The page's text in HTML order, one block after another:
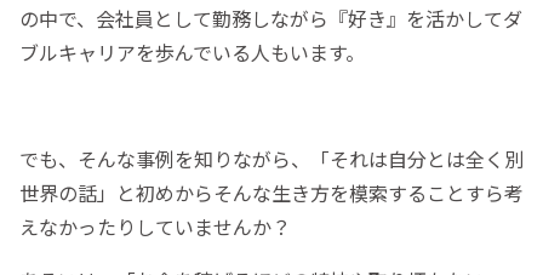
の中で、会社員として勤務しながら『好き』を活かしてダ
ブルキャリアを歩んでいる人もいます。
でも、そんな事例を知りながら、「それは自分とは全く別
世界の話」と初めからそんな生き方を模索することすら考
えなかったりしていませんか？